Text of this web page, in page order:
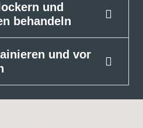
und
behandeln
und vor